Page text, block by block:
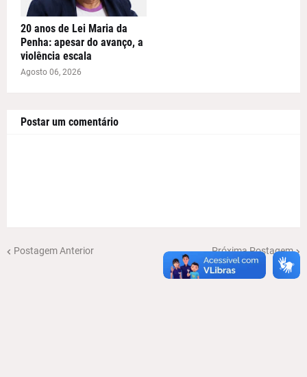
20 anos de Lei Maria da
Penha: apesar do avanço, a
violência escala
Agosto 06, 2026
Postar um comentário
Postagem Anterior Próxima Postagem